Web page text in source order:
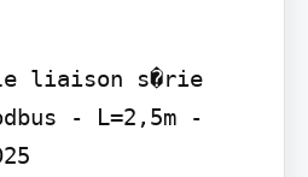
liaison s�rie
- L=2,5m -